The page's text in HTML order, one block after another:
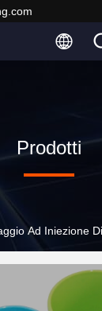
Prodotti
Ad Iniezione